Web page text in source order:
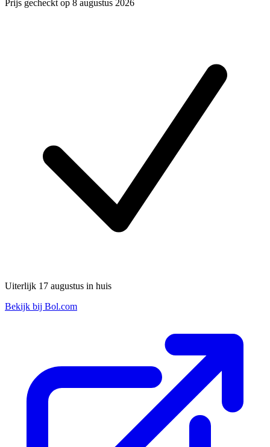
Prijs gecheckt op 8 augustus 2026
Uiterlijk 17 augustus in huis
Bekijk bij Bol.com